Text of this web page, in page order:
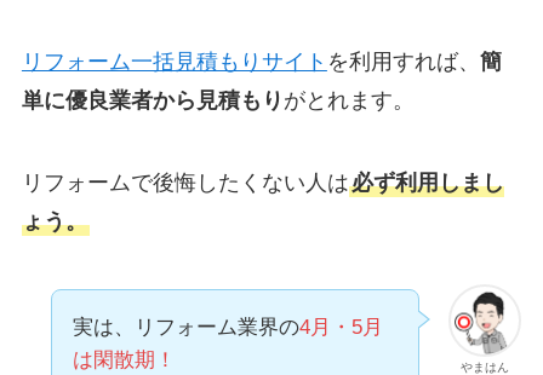
リフォーム一括見積もりサイト を利用すれば、 簡
単に優良業者から見積もり がとれます。
リフォームで後悔したくない人は必ず利用しまし
ょう。
やまはん
実は、リフォーム業界の4月・5月
は閑散期！